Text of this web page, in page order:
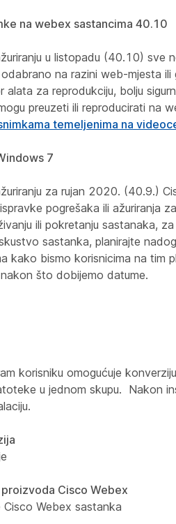
na webex sastancima 40.10
u listopadu (40.10) sve
na razini web-mjesta
alata za reprodukciju, bolju
preuzeti ili reproducirati na
temeljenima na
7
za rujan 2020. (40.9.)
pogrešaka ili ažuriranja
ili pokretanju sastanaka,
sastanka, planirajte
kako bismo korisnicima na tim
što dobijemo datume.
korisniku omogućuje
u jednom skupu. Nakon
Cisco Webex
Cisco Webex sastanka